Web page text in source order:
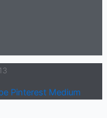
Pinterest Medium